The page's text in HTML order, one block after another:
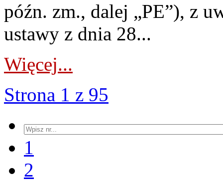
późn. zm., dalej „PE”), z
ustawy z dnia 28...
Więcej...
Strona 1 z 95
1
2